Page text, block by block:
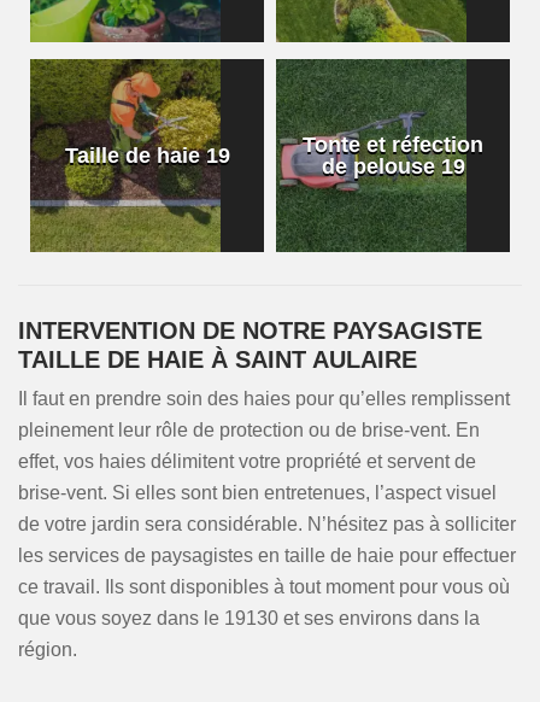
Taille de haie 19
Tonte et réfection
de pelouse 19
INTERVENTION DE NOTRE PAYSAGISTE
TAILLE DE HAIE À SAINT AULAIRE
Il faut en prendre soin des haies pour qu’elles remplissent
pleinement leur rôle de protection ou de brise-vent. En
effet, vos haies délimitent votre propriété et servent de
brise-vent. Si elles sont bien entretenues, l’aspect visuel
de votre jardin sera considérable. N’hésitez pas à solliciter
les services de paysagistes en taille de haie pour effectuer
ce travail. Ils sont disponibles à tout moment pour vous où
que vous soyez dans le 19130 et ses environs dans la
région.